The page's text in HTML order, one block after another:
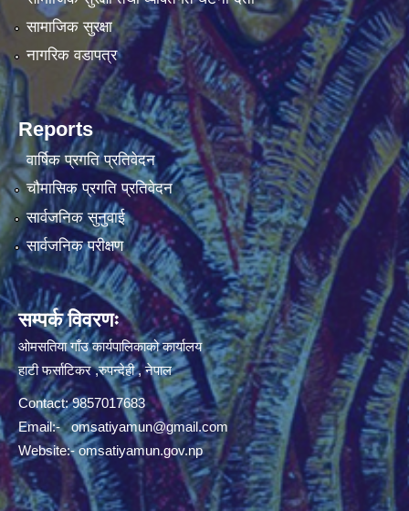
सामाजिक सुरक्षा
नागरिक वडापत्र
Reports
वार्षिक प्रगति प्रतिवेदन
चौमासिक प्रगति प्रतिवेदन
सार्वजनिक सुनुवाई
सार्वजनिक परीक्षण
सम्पर्क विवरणः
ओमसतिया गाँउ कार्यपालिकाको कार्यालय
हाटी फर्साटिकर ,रुपन्देही , नेपाल
Contact: 9857017683
Email:-omsatiyamun@gmail.com
Website:- omsatiyamun.gov.np